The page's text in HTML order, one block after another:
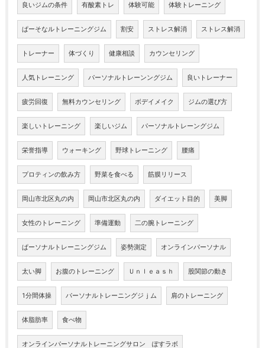
良いジムの条件 有酸素トレ 体験可能 体験トレーニング
ぱーそなルトレーニングジム 割安 ストレス解消 ストレス解消
トレーナー 体づくり 健康相談 カウンセリング
人気トレーニング パーソナルトレーンングジム 良いトレーナー
疲労回復 無料カウンセリング ボデイメイク ジムの選び方
楽しいトレーニング 楽しいジム パーソナルトレーングジム
栄誉指導 ウォーキング 野球トレーニング 腰痛
プロティンの飲み方 野菜を食べる 筋膜リリース
岡山市北区丸の内 岡山市北区丸の内 ダイエット目的 美脚
女性のトレーニング 準備運動 二の腕トレーニング
ぱーソナルトレーニングジム 姿勢測定 オンラインパーソナル
太い脚 お腹のトレーニング Ｕｎｌｅａｓｈ 股関節の動き
1分間体操 パーソナルトレーニングジｊム 肩のトレーニング
体脂肪率 食べ物
オンラインパーソナルトレーニングサロン ぽすラボ